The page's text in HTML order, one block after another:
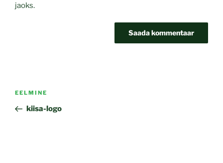
jaoks.
Navigeerimine
Previous
Post
EELMINE
kiisa-logo